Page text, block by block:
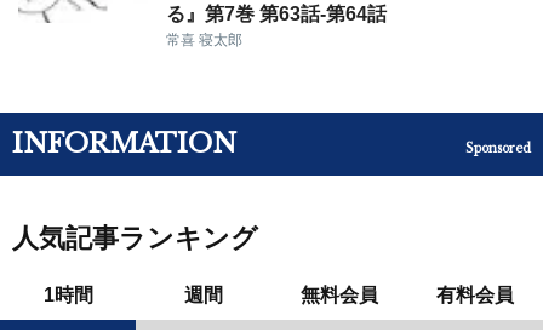
る』第7巻 第63話-第64話
常喜 寝太郎
INFORMATION Sponsored
人気記事ランキング
1時間 週間 無料会員 有料会員